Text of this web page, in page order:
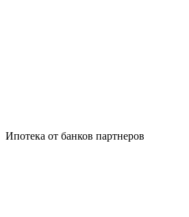
Ипотека от банков партнеров